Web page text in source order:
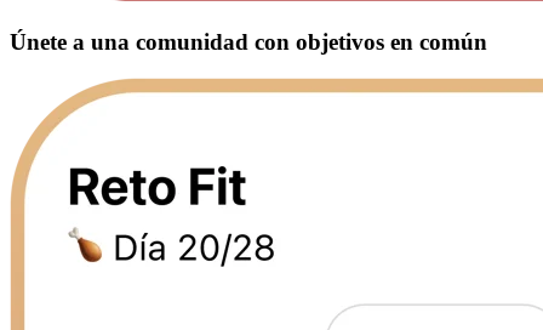
Únete a una comunidad con objetivos en común